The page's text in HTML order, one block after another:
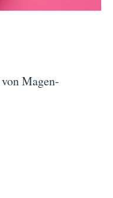
Magen-